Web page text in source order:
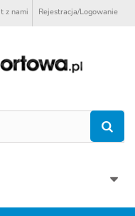
Rejestracja/Logowanie
z nami